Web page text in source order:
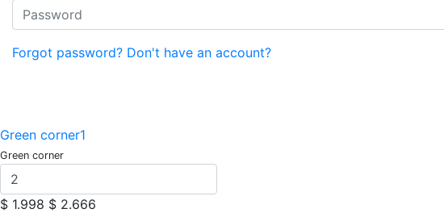
Forgot password? Don't have an account?
Green corner1
Green corner
$ 1.998 $ 2.666